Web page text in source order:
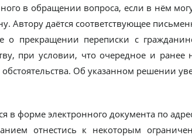
в обращении вопроса, если в нём
даётся соответствующее
о прекращении переписки с
при условии, что очередное и
Об указанном решении
в форме электронного документа по
отнестись к некоторым